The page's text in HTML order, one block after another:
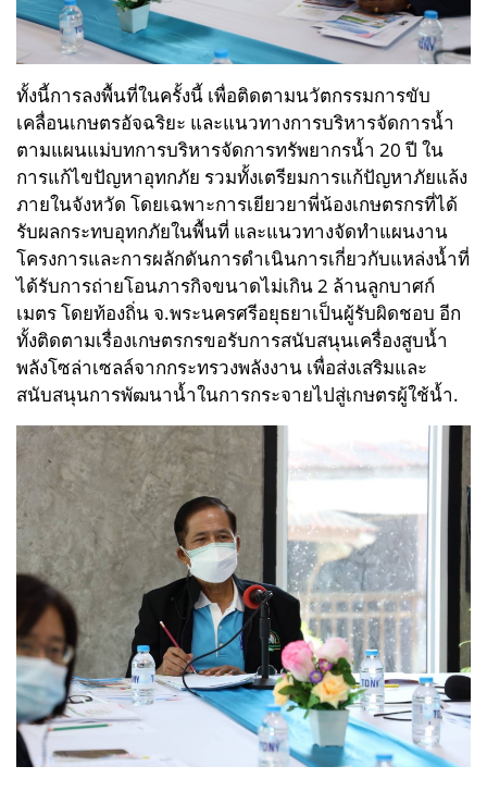
ทั้งนี้การลงพื้นที่ในครั้งนี้ เพื่อติดตามนวัตกรรมการขับ
เคลื่อนเกษตรอัจฉริยะ และแนวทางการบริหารจัดการน้ำ
ตามแผนแม่บทการบริหารจัดการทรัพยากรน้ำ 20 ปี ใน
การแก้ไขปัญหาอุทกภัย รวมทั้งเตรียมการแก้ปัญหาภัยแล้ง
ภายในจังหวัด โดยเฉพาะการเยียวยาพี่น้องเกษตรกรที่ได้
รับผลกระทบอุทกภัยในพื้นที่ และแนวทางจัดทำแผนงาน
โครงการและการผลักดันการดำเนินการเกี่ยวกับแหล่งน้ำที่
ได้รับการถ่ายโอนภารกิจขนาดไม่เกิน 2 ล้านลูกบาศก์
เมตร โดยท้องถิ่น จ.พระนครศรีอยุธยาเป็นผู้รับผิดชอบ อีก
ทั้งติดตามเรื่องเกษตรกรขอรับการสนับสนุนเครื่องสูบน้ำ
พลังโซล่าเซลล์จากกระทรวงพลังงาน เพื่อส่งเสริมและ
สนับสนุนการพัฒนาน้ำในการกระจายไปสู่เกษตรผู้ใช้น้ำ.